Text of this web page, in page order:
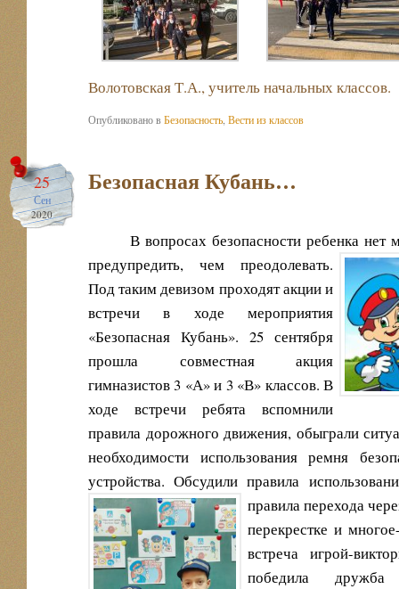
Волотовская Т.А., учитель начальных классов.
Опубликовано вБезопасность Вести из классов
25
Сен
2020
Безопасная Кубань…
В вопросах безопасности ребенка нет
предупредить, чем преодолевать.
Под таким девизом проходят акции и
встречи в ходе мероприятия
«Безопасная Кубань». 25 сентября
прошла совместная акция
гимназистов 3 «А» и 3 «В» классов. В
ходе встречи ребята вспомнили
правила дорожного движения, обыграли
необходимости использования ремня
устройства. Обсудили правила
правила перехода
перекрестке и
встреча игрой-
победила